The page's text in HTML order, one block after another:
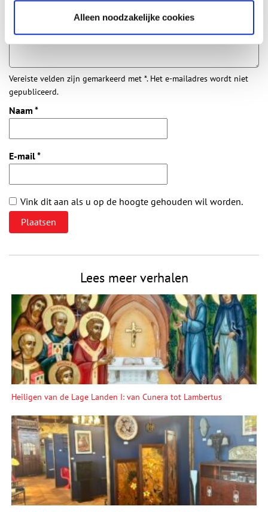
Alleen noodzakelijke cookies
Vereiste velden zijn gemarkeerd met *. Het e-mailadres wordt niet
gepubliceerd.
Naam *
E-mail*
Vink dit aan als u op de hoogte gehouden wil worden.
Lees meer verhalen
Heiligen van de Lage Landen I: van Cunera tot Lambertus